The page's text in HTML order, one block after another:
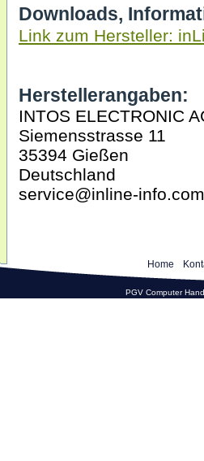
Downloads,
Link zum Hersteller:
Herstellerangaben:
INTOS ELECTRONIC
Siemensstrasse 11
35394 Gießen
Deutschland
service@inline-info.com
Home
PGV Computer